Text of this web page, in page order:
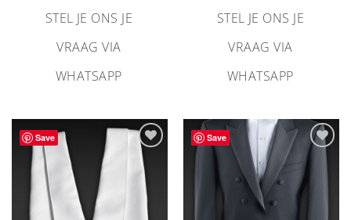
STEL JE ONS JE
VRAAG VIA
WHATSAPP
STEL JE ONS JE
VRAAG VIA
WHATSAPP
Save
Aan
verlanglijst
toevoegen
Save
Aan
verlanglijst
toevoegen